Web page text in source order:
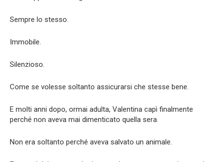
Sempre lo stesso.
Immobile.
Silenzioso.
Come se volesse soltanto assicurarsi che stesse bene.
E molti anni dopo, ormai adulta, Valentina capì finalmente
perché non aveva mai dimenticato quella sera.
Non era soltanto perché aveva salvato un animale.